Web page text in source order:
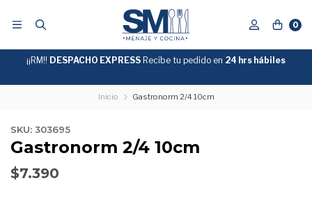
0
GRATIS
SOBRE
¡¡RM!! DESPACHO EXPRESS Recíbe tu pedido en 24 hrs hábiles
Inicio Gastronorm 2/4 10cm
SKU: 303695
Gastronorm 2/4 10cm
$7.390